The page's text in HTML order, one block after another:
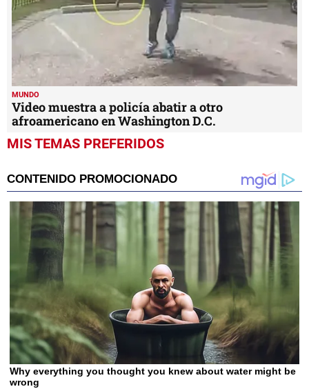
MUNDO
Video muestra a policía abatir a otro
afroamericano en Washington D.C.
MIS TEMAS PREFERIDOS